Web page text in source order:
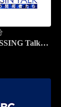
Talk